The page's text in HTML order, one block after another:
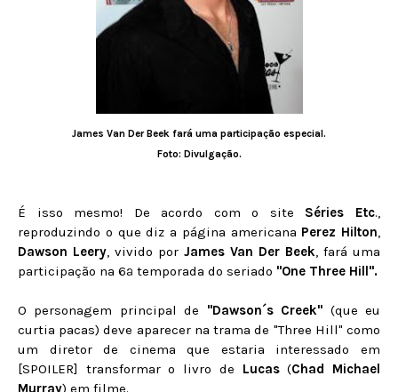
James Van Der Beek fará uma participação especial.
Foto: Divulgação.
É isso mesmo! De acordo com o site Séries Etc.,
reproduzindo o que diz a página americana Perez Hilton,
Dawson Leery, vivido por James Van Der Beek, fará uma
participação na 6ª temporada do seriado "One Three Hill".
O personagem principal de "Dawson´s Creek" (que eu
curtia pacas) deve aparecer na trama de "Three Hill" como
um diretor de cinema que estaria interessado em
[SPOILER] transformar o livro de Lucas(Chad Michael
Murray) em filme.